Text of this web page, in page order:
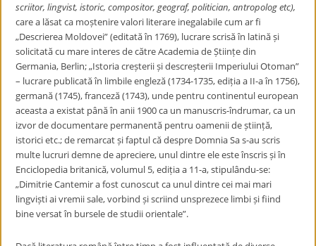
scriitor, lingvist, istoric, compositor, geograf, politician, antropolog etc),
care a lăsat ca moștenire valori literare inegalabile cum ar fi
„Descrierea Moldovei” (editată în 1769), lucrare scrisă în latină și
solicitată cu mare interes de către Academia de Științe din
Germania, Berlin; „Istoria creșterii și descreșterii Imperiului Otoman”
– lucrare publicată în limbile engleză (1734-1735, ediția a II-a în 1756),
germană (1745), franceză (1743), unde pentru continentul european
aceasta a existat până în anii 1900 ca un manuscris-îndrumar, ca un
izvor de documentare permanentă pentru oamenii de știință,
istorici etc.; de remarcat și faptul că despre Domnia Sa s-au scris
multe lucruri demne de apreciere, unul dintre ele este înscris și în
Enciclopedia britanică, volumul 5, ediția a 11-a, stipulându-se:
„Dimitrie Cantemir a fost cunoscut ca unul dintre cei mai mari
lingviști ai vremii sale, vorbind și scriind unsprezece limbi și fiind
bine versat în bursele de studii orientale”.